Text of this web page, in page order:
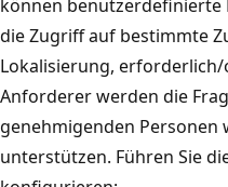
können benutzerdefinierte
die Zugriff auf bestimmte
Lokalisierung,
Anforderer werden die
genehmigenden Personen
unterstützen. Führen Sie